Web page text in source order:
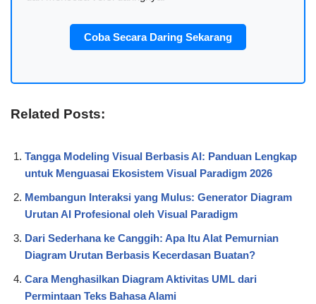
Coba Secara Daring Sekarang
Related Posts:
Tangga Modeling Visual Berbasis AI: Panduan Lengkap
untuk Menguasai Ekosistem Visual Paradigm 2026
Membangun Interaksi yang Mulus: Generator Diagram
Urutan AI Profesional oleh Visual Paradigm
Dari Sederhana ke Canggih: Apa Itu Alat Pemurnian
Diagram Urutan Berbasis Kecerdasan Buatan?
Cara Menghasilkan Diagram Aktivitas UML dari
Permintaan Teks Bahasa Alami